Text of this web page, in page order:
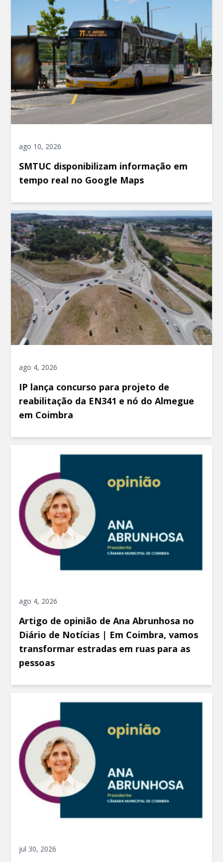
ago 10, 2026
SMTUC disponibilizam informação em
tempo real no Google Maps
ago 4, 2026
IP lança concurso para projeto de
reabilitação da EN341 e nó do Almegue
em Coimbra
ago 4, 2026
Artigo de opinião de Ana Abrunhosa no
Diário de Notícias | Em Coimbra, vamos
transformar estradas em ruas para as
pessoas
jul 30, 2026